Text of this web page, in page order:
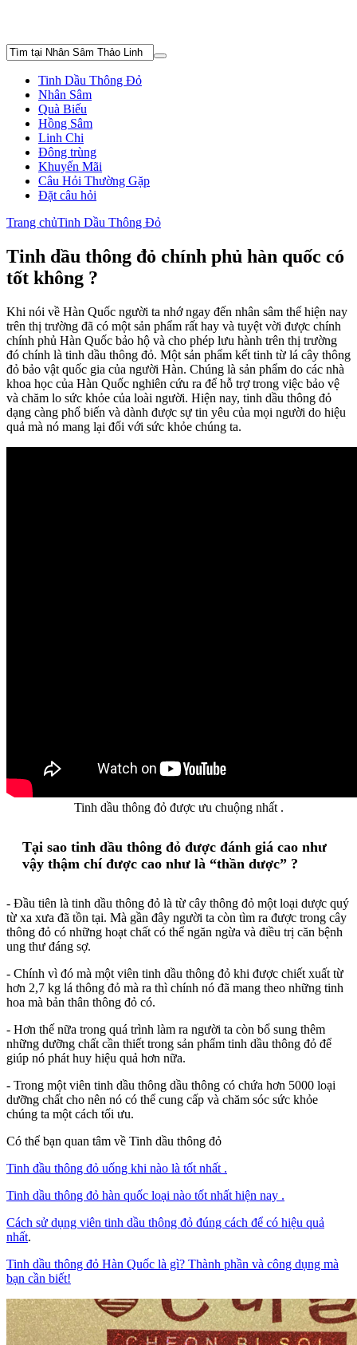
Tinh Dầu Thông Đỏ
Nhân Sâm
Quà Biếu
Hồng Sâm
Linh Chi
Đông trùng
Khuyến Mãi
Câu Hỏi Thường Gặp
Đặt câu hỏi
Trang chủTinh Dầu Thông Đỏ
Tinh dầu thông đỏ chính phủ hàn quốc có
tốt không ?
Khi nói về Hàn Quốc người ta nhớ ngay đến nhân sâm thế hiện nay
trên thị trường đã có một sản phẩm rất hay và tuyệt vời được chính
chính phủ Hàn Quốc bảo hộ và cho phép lưu hành trên thị trường
đó chính là tinh dầu thông đỏ. Một sản phẩm kết tinh từ lá cây thông
đỏ bảo vật quốc gia của người Hàn. Chúng là sản phẩm do các nhà
khoa học của Hàn Quốc nghiên cứu ra để hỗ trợ trong việc bảo vệ
và chăm lo sức khỏe của loài người. Hiện nay, tinh dầu thông đỏ
dạng càng phổ biến và dành được sự tin yêu của mọi người do hiệu
quả mà nó mang lại đối với sức khỏe chúng ta.
Tinh dầu thông đỏ được ưu chuộng nhất .
Tại sao tinh dầu thông đỏ được đánh giá cao như
vậy thậm chí được cao như là “thần dược” ?
- Đầu tiên là tinh dầu thông đỏ là từ cây thông đỏ một loại dược quý
từ xa xưa đã tồn tại. Mà gần đây người ta còn tìm ra được trong cây
thông đỏ có những hoạt chất có thể ngăn ngừa và điều trị căn bệnh
ung thư đáng sợ.
- Chính vì đó mà một viên tinh dầu thông đỏ khi được chiết xuất từ
hơn 2,7 kg lá thông đỏ mà ra thì chính nó đã mang theo những tinh
hoa mà bản thân thông đỏ có.
- Hơn thế nữa trong quá trình làm ra người ta còn bổ sung thêm
những dưỡng chất cần thiết trong sản phẩm tinh dầu thông đỏ để
giúp nó phát huy hiệu quả hơn nữa.
- Trong một viên tinh dầu thông dầu thông có chứa hơn 5000 loại
dưỡng chất cho nên nó có thể cung cấp và chăm sóc sức khỏe
chúng ta một cách tối ưu.
Có thể bạn quan tâm về Tinh dầu thông đỏ
Tinh đầu thông đỏ uống khi nào là tốt nhất .
Tinh dầu thông đỏ hàn quốc loại nào tốt nhất hiện nay .
Cách sử dụng viên tinh dầu thông đỏ đúng cách để có hiệu quả
nhất.
Tinh dầu thông đỏ Hàn Quốc là gì? Thành phần và công dụng mà
bạn cần biết!